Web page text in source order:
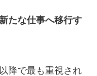
たな仕事へ移行す
降で最も重視され